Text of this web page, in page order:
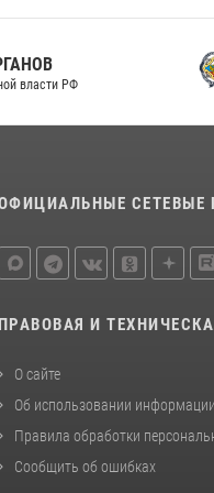
30 июля 2026,
В Челябинске
Виктора
федеральном
Совет
СЕТЕВЫЕ
ПРАВОВАЯ И
О сайте
Об использовании
Правила обработки
Сообщить об ошибках